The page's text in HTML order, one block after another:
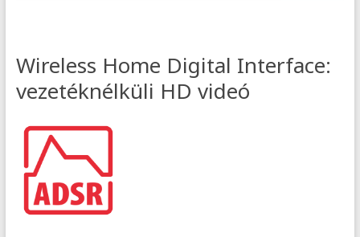
Wireless Home Digital Interface:
vezetéknélküli HD videó